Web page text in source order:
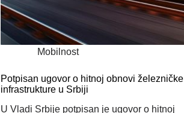
Mobilnost
Potpisan ugovor o hitnoj obnovi železničke
infrastrukture u Srbiji
U Vladi Srbije potpisan je ugovor o hitnoj